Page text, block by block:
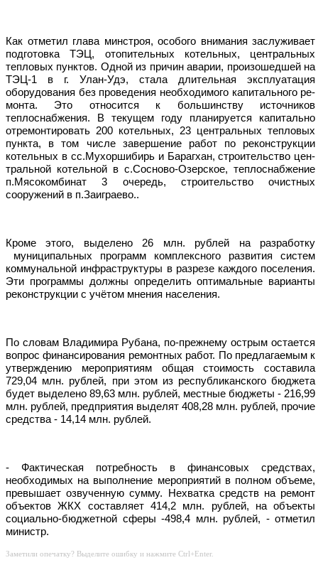
Как отметил глава минстроя, особого внимания заслуживает
подготовка ТЭЦ, отопительных ко­тельных, центральных
тепловых пунктов. Одной из причин аварии, произошедшей на
ТЭЦ-1 в г. Улан-Удэ, стала длительная эксплуата­ция
оборудования без проведения необходимого капитального ре­
монта. Это относится к большинству источников
теплоснабжения. В текущем году планируется капитально
отремонтировать 200 котель­ных, 23 центральных тепловых
пункта, в том числе завершение работ по реконст­рукции
котельных в сс.Мухоршибирь и Барагхан, строительство цен­
тральной котельной в с.Сосново-Озерское, теплоснабжение
п.Мясокомбинат 3 очередь, строительство очистных
сооружений в п.Заиграево..
Кроме этого, выделено 26 млн. рублей на разработку
муниципальных программ комплексного развития систем
коммунальной инфраструктуры в разрезе каждого поселения.
Эти программы должны определить оптимальные варианты
реконструкции с учётом мне­ния населения.
По словам Владимира Рубана, по-прежнему острым остается
вопрос финансирования ремонт­ных работ. По предлагаемым к
утверждению мероприятиям общая стоимость составила
729,04 млн. рублей, при этом из республиканского бюджета
будет выделено 89,63 млн. рублей, местные бюджеты - 216,99
млн. рублей, предприятия выделят 408,28 млн. рублей, прочие
средства - 14,14 млн. рублей.
- Фактическая потребность в финансовых средствах,
необходимых на выполнение мероприятий в полном объ­еме,
превышает озвученную сумму. Нехватка средств на ремонт
объектов ЖКХ составляет 414,2 млн. рублей, на объекты
социально-бюджетной сферы -498,4 млн. рублей, - отметил
министр.
Заметили опечатку? Выделите ошибку и нажмите Ctrl+Enter.